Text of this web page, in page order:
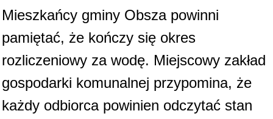
Mieszkańcy gminy Obsza powinni
pamiętać, że kończy się okres
rozliczeniowy za wodę. Miejscowy zakład
gospodarki komunalnej przypomina, że
każdy odbiorca powinien odczytać stan